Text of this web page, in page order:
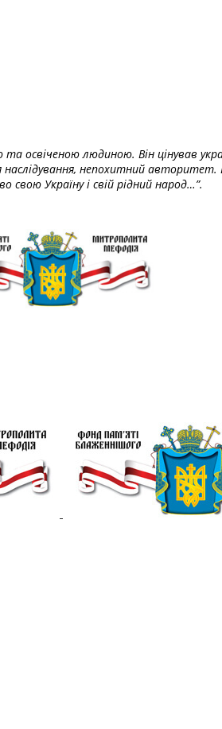
освіченою людиною. Він цінував
непохитний
Україну і свій рідний народ…”.